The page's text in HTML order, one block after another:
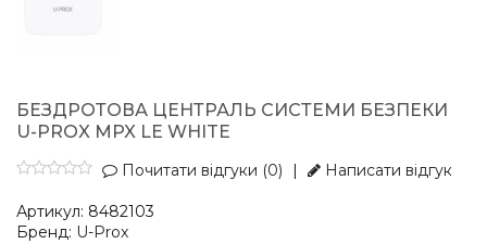
БЕЗДРОТОВА ЦЕНТРАЛЬ СИСТЕМИ БЕЗПЕКИ
U-PROX MPX LE WHITE
Почитати відгуки (0) Написати відгук
Артикул: 8482103
Бренд: U-Prox